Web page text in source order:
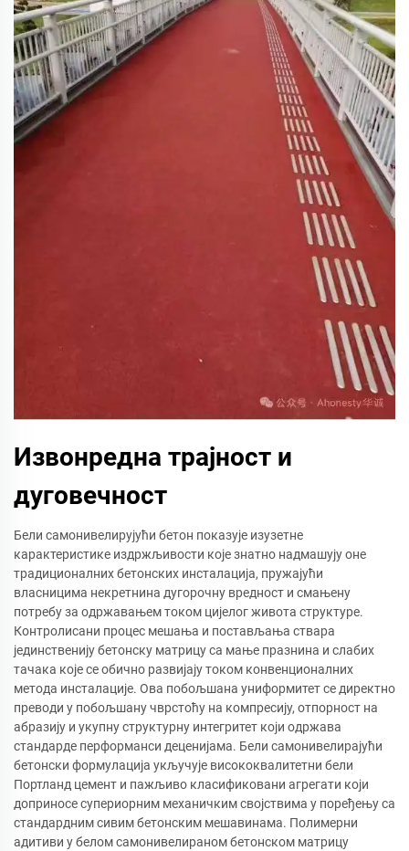
Извонредна трајност и
дуговечност
Бели самонивелирујући бетон показује изузетне
карактеристике издржљивости које знатно надмашују оне
традиционалних бетонских инсталација, пружајући
власницима некретнина дугорочну вредност и смањену
потребу за одржавањем током цијелог живота структуре.
Контролисани процес мешања и постављања ствара
јединственију бетонску матрицу са мање празнина и слабих
тачака које се обично развијају током конвенционалних
метода инсталације. Ова побољшана униформитет се директно
преводи у побољшану чврстоћу на компресију, отпорност на
абразију и укупну структурну интегритет који одржава
стандарде перформанси деценијама. Бели самонивелирајући
бетонски формулација укључује висококвалитетни бели
Портланд цемент и пажљиво класификовани агрегати који
доприносе супериорним механичким својствима у поређењу са
стандардним сивим бетонским мешавинама. Полимерни
адитиви у белом самонивелираном бетонском матрицу